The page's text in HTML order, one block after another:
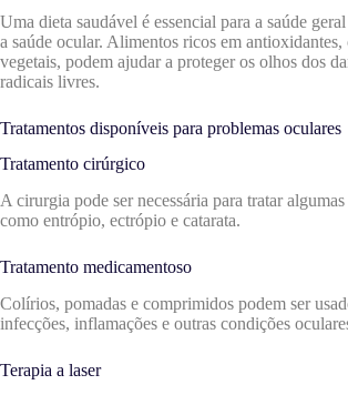
Uma dieta saudável é essencial para a saúde
a saúde ocular. Alimentos ricos em antioxidantes,
vegetais, podem ajudar a proteger os olhos dos
radicais livres.
Tratamentos disponíveis para problemas oculares
Tratamento cirúrgico
A cirurgia pode ser necessária para tratar
como entrópio, ectrópio e catarata.
Tratamento medicamentoso
Colírios, pomadas e comprimidos podem ser
infecções, inflamações e outras condições
Terapia a laser